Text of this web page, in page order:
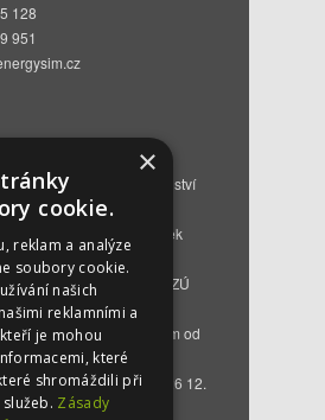
128
951
budov a dotační poradenství
změn a nových podmínek
2026
projektovou přípravu v NZÚ
Nová zelená úsporám od
2026
EKIS od 01.01.2026 12.
×
cookie.
reklam a analýze
soubory cookie.
našich
reklamními a
je mohou
které
shromáždili při
Zásady